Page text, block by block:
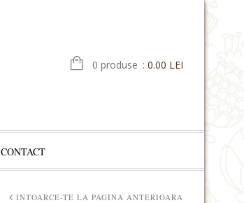
0 produse : 0.00 LEI
CONTACT
INTOARCE-TE LA PAGINA ANTERIOARA